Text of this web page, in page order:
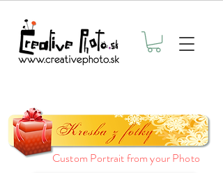
Custom Portrait from your Photo